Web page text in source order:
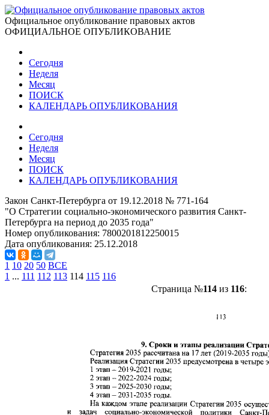
Официальное опубликование правовых актов
ОФИЦИАЛЬНОЕ ОПУБЛИКОВАНИЕ
Сегодня
Неделя
Месяц
ПОИСК
КАЛЕНДАРЬ ОПУБЛИКОВАНИЯ
Сегодня
Неделя
Месяц
ПОИСК
КАЛЕНДАРЬ ОПУБЛИКОВАНИЯ
Закон Санкт-Петербурга от 19.12.2018 № 771-164
"О Стратегии социально-экономического развития Санкт-
Петербурга на период до 2035 года"
Номер опубликования: 7800201812250015
Дата опубликования: 25.12.2018
1 10 20 50 ВСЕ
1 ... 111 112 113 114 115 116
Страница №114из 116: